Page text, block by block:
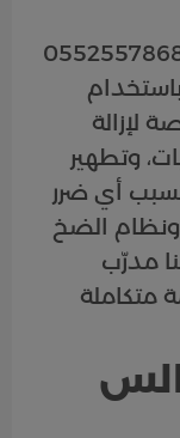
في شركة تنظيف فلل بالخرج 0552557868
لإزالة
وتطهير
تسبب أي ضرر
ونظام الضخ
مدرّب
متكاملة